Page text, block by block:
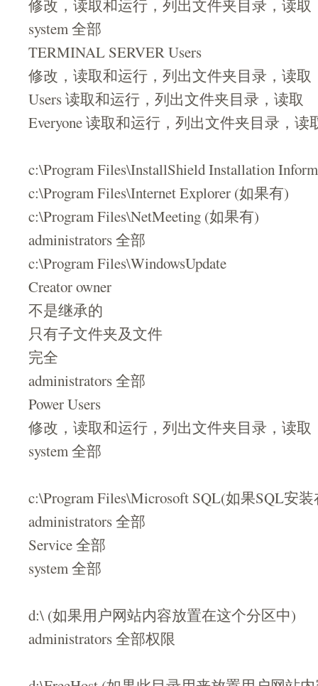
修改，读取和运行，列出文件夹目录，读取
system 全部
TERMINAL SERVER Users
修改，读取和运行，列出文件夹目录，读取
Users 读取和运行，列出文件夹目录，读取
Everyone 读取和运行，列出文件夹目录，读
c:\Program Files\InstallShield Installation
c:\Program Files\Internet Explorer (如果有)
c:\Program Files\NetMeeting (如果有)
administrators 全部
c:\Program Files\WindowsUpdate
Creator owner
不是继承的
只有子文件夹及文件
完全
administrators 全部
Power Users
修改，读取和运行，列出文件夹目录，读取
system 全部
c:\Program Files\Microsoft SQL(如果SQL安
administrators 全部
Service 全部
system 全部
d:\ (如果用户网站内容放置在这个分区中)
administrators 全部权限